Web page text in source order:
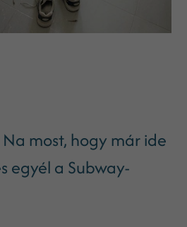
most, hogy már ide
egyél a Subway-